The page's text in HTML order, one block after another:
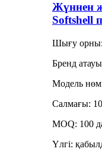
Жүннен
Softshell
Шығу орны:
Бренд
Модель
Салмағы:
MOQ: 100
Үлгі: